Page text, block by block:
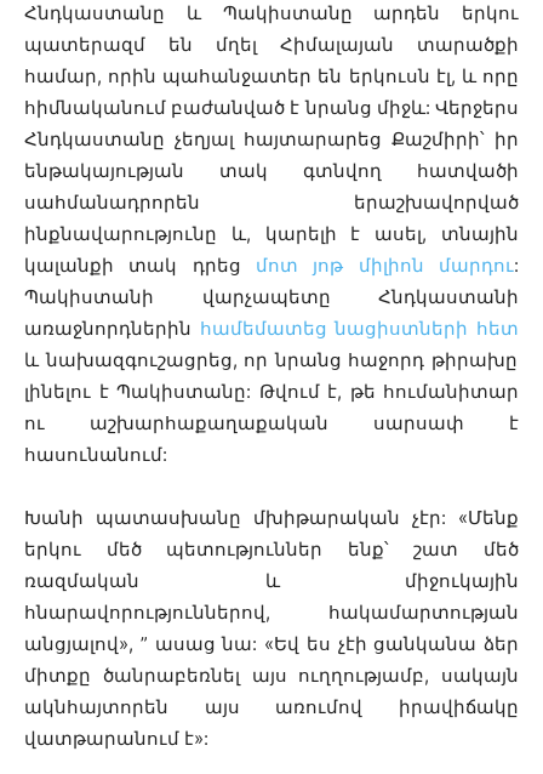
Հնդկաստանը և Պակիստանը արդեն երկու
պատերազմ են մղել Հիմալայան տարածքի
համար, որին պահանջատեր են երկուսն էլ, և որը
հիմնականում բաժանված է նրանց միջև: Վերջերս
Հնդկաստանը չեղյալ հայտարարեց Քաշմիրի՝ իր
ենթակայության տակ գտնվող հատվածի
սահմանադրորեն երաշխավորված
ինքնավարությունը և, կարելի է ասել, տնային
կալանքի տակ դրեց
մոտ յոթ միլիոն մարդու:
Պակիստանի վարչապետը Հնդկաստանի
առաջնորդներին համեմատեց նացիստների հետ
և նախազգուշացրեց, որ նրանց հաջորդ թիրախը
լինելու է Պակիստանը: Թվում է, թե հումանիտար
ու աշխարհաքաղաքական սարսափ է
հասունանում:
Խանի պատասխանը մխիթարական չէր: «Մենք
երկու մեծ պետություններ ենք՝ շատ մեծ
ռազմական և միջուկային
հնարավորություններով, հակամարտության
անցյալով», ” ասաց նա: «Եվ ես չէի ցանկանա ձեր
միտքը ծանրաբեռնել այս ուղղությամբ, սակայն
ակնհայտորեն այս առումով իրավիճակը
վատթարանում է»: